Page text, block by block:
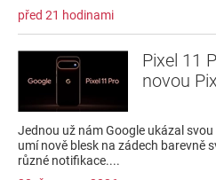
před 21 hodinami
Pixel 11
novou
Jednou už nám Google ukázal
umí nově blesk na zádech barevně
různé notifikace....